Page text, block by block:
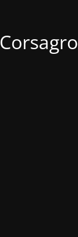
Corsagro